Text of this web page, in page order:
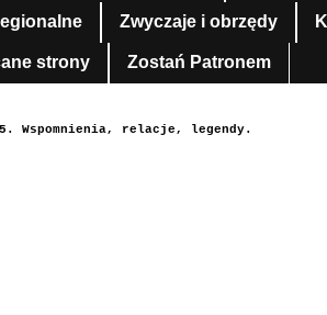
Zwyczaje i obrzędy
strony Zostań Patronem
Wspomnienia, relacje, legendy.